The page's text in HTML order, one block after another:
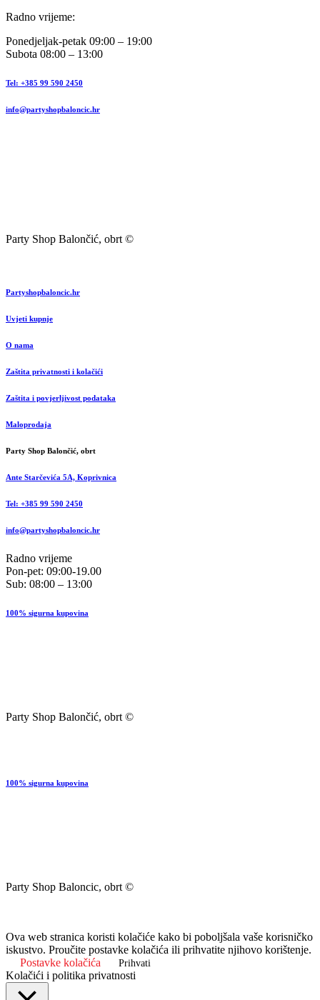
Radno vrijeme:
Ponedjeljak-petak 09:00 – 19:00
Subota 08:00 – 13:00
Tel: +385 99 590 2450
info@partyshopbaloncic.hr
Party Shop Balončić, obrt ©
Partyshopbaloncic.hr
Uvjeti kupnje
O nama
Zaštita privatnosti i kolačići
Zaštita i povjerljivost podataka
Maloprodaja
Party Shop Balončić, obrt
Ante Starčevića 5A, Koprivnica
Tel: +385 99 590 2450
info@partyshopbaloncic.hr
Radno vrijeme
Pon-pet: 09:00-19.00
Sub: 08:00 – 13:00
100% sigurna kupovina
Party Shop Balončić, obrt ©
100% sigurna kupovina
Party Shop Baloncic, obrt ©
Ova web stranica koristi kolačiće kako bi poboljšala vaše korisničko
iskustvo. Proučite postavke kolačića ili prihvatite njihovo korištenje.
Postavke kolačića
Prihvati
Kolačići i politika privatnosti